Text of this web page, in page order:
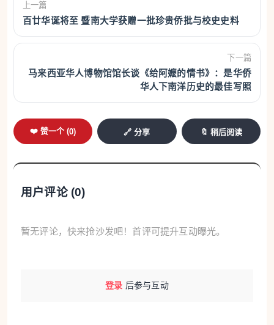
迹，打捞动人的“海丝”故事，推动文明交流互鉴。他
希望以活动为新起点，与菲律宾华文媒体及各界深化
合作，共同搭建月港文化国际传播体系，打造传播精
品，讲好新时代“海丝”故事。
菲律宾《世界日报》常务副总编辑侯培水作为华
文媒体代表致辞时表示，菲律宾华文媒体将持续做好
“漳州月港”的国际传播工作，以更加丰富、生动的方
尼亚致辞时指出，这不仅仅是一场主题采访活动的启
丝绸之路从来都不是单向航线，它始终是一场关于价
上一篇
百廿华诞将至 暨南大学获赠一批珍贵侨批与校史史料
下一篇
马来西亚华人博物馆馆长谈《给阿嬷的情书》：是华侨
华人下南洋历史的最佳写照
❤️ 赞一个 (0) 🔗 分享 🔖 稍后阅读
用户评论 (0)
暂无评论，快来抢沙发吧！首评可提升互动曝光。
登录 后参与互动